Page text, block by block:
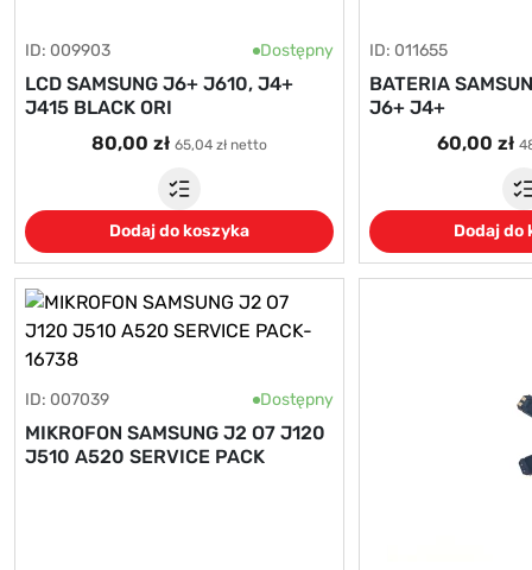
ID: 009903 Dostępny
LCD SAMSUNG J6+ J610, J4+
J415 BLACK ORI
80,00 zł 65,04 zł netto
Dodaj do koszyka
ID: 011655
BATERIA
J6+ J4+
60,00 zł
Dodaj do
ID: 007039 Dostępny
MIKROFON SAMSUNG J2 O7 J120
J510 A520 SERVICE PACK